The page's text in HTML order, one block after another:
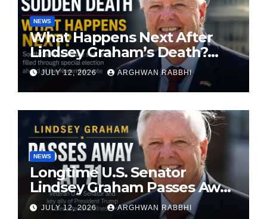
NEWS
What Happens Next After
Lindsey Graham’s Death?
South Carolina Senate Seat
Faces Special Election
JULY 12, 2026 ARGHWAN RABBHI
NEWS
Longtime U.S. Senator
Lindsey Graham Passes Away
at 71
JULY 12, 2026 ARGHWAN RABBHI